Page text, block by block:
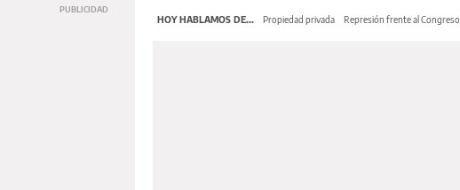
HOY HABLAMOS DE... Propiedad privada Represión frente al Congreso